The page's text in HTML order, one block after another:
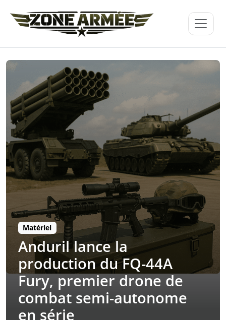
Matériel
Anduril lance la
production du FQ-44A
Fury, premier drone de
combat semi-autonome
en série